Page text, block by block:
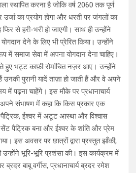
स्थापित करना है जोकि वर्ष 2060 तक पूर्ण
का प्रयोग होगा और धरती पर जंगलों का
से हरी-भरी हो जाएगी। साथ ही उन्होंने
देने के लिए भी प्रेरित किया। उन्होंने
में समाज सेवा में अपना योगदान देना चाहिए।
हुए भट्ट काफ़ी रोमांचित नज़र आए। उन्होंने
पुरानी यादें ताज़ा हो जाती हैं और वे अपने
में पढ़ना चाहेंगे। इस मौके पर प्रधानाचार्य
संभाषण में कहा कि किस प्रकार एक
पैट्रिक, ईश्वर में अटूट आस्था और विश्वास
पैट्रिक बना और ईश्वर के शांति और प्रेम
इस अवसर पर छात्रों द्वारा प्रस्तुत झाँकी,
भूरि-भूरि प्रशंसा की। इस कार्यक्रम में
बाबू वर्गीस, प्रधानाचार्य ब्रदर रमेश